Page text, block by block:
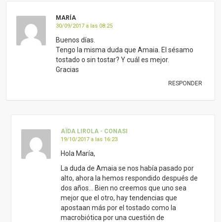
MARÍA
30/09/2017 a las 08:25
Buenos días.
Tengo la misma duda que Amaia. El sésamo
tostado o sin tostar? Y cuál es mejor.
Gracias
RESPONDER
AÏDA LIROLA - CONASI
19/10/2017 a las 16:23
Hola María,
La duda de Amaia se nos había pasado por
alto, ahora la hemos respondido después de
dos años… Bien no creemos que uno sea
mejor que el otro, hay tendencias que
apostaan más por el tostado como la
macrobiótica por una cuestión de